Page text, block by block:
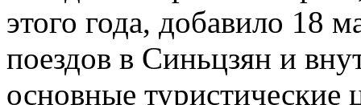
этого года, добавило 18
поездов в Синьцзян и
основные